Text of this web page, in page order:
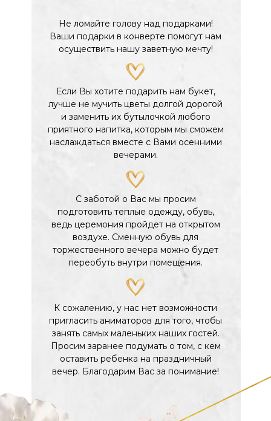
К сожалению, у нас нет возможности
пригласить аниматоров для того, чтобы
занять самых маленьких наших гостей.
Просим заранее подумать о том, с кем
оставить ребенка на праздничный
вечер. Благодарим Вас за понимание!
С заботой о Вас мы просим
подготовить теплые одежду, обувь,
ведь церемония пройдет на открытом
воздухе. Сменную обувь для
торжественного вечера можно будет
переобуть внутри помещения.
Не ломайте голову над подарками!
Ваши подарки в конверте помогут нам
осуществить нашу заветную мечту!
Если Вы хотите подарить нам букет,
лучше не мучить цветы долгой дорогой
и заменить их бутылочкой любого
приятного напитка, которым мы сможем
наслаждаться вместе с Вами осенними
вечерами.